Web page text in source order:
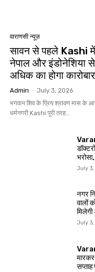
वाराणसी न्यूज़
सावन से पहले Kashi में
नेपाल और
अधिक का होगा कारोबार
Admin - July 3, 2026
भगवान शिव के प्रिय श्रावण मास के
धर्मनगरी Kashi पूरी तरह...
July
नगर
वालों
July
मारकर